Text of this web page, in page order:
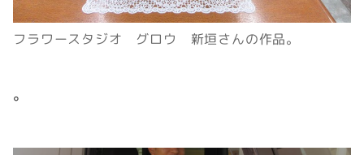
フラワースタジオ グロウ 新垣さんの作品。
。